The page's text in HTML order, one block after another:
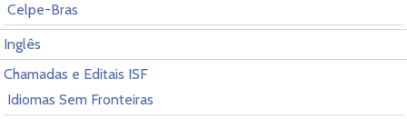
Celpe-Bras
Inglês
Chamadas e Editais ISF
Idiomas Sem Fronteiras